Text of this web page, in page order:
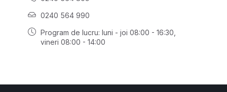
0240 564 990
Program de lucru: luni - joi 08:00 - 16:30,
vineri 08:00 - 14:00